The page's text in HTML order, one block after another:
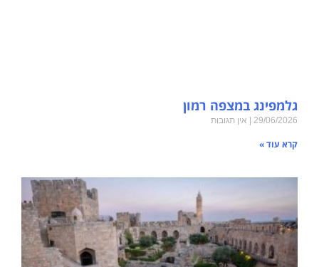
גלמפינג במצפה רמון
29/06/2026 אין תגובות
קרא עוד »